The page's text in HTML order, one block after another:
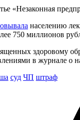
«Незаконная
населению
750 миллионов
здоровому
в журнале о
суд ЧП штраф